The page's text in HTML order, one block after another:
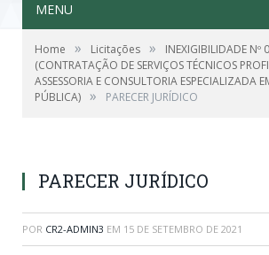
MENU
Home » Licitações »
INEXIGIBILIDADE Nº
(CONTRATAÇÃO DE SERVIÇOS TÉCNICOS
ASSESSORIA E CONSULTORIA ESPECIALIZADA
PÚBLICA) » PARECER JURÍDICO
PARECER JURÍDICO
POR CR2-ADMIN3 EM 15 DE SETEMBRO DE 2021